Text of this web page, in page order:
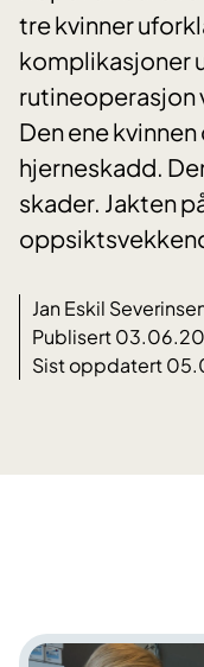
tre kvinner
komplikasjoner
rutineoperasjon
Den ene
hjerneskadd.
skader. Jakten
Jan Eskil
Publisert
Sist oppdatert